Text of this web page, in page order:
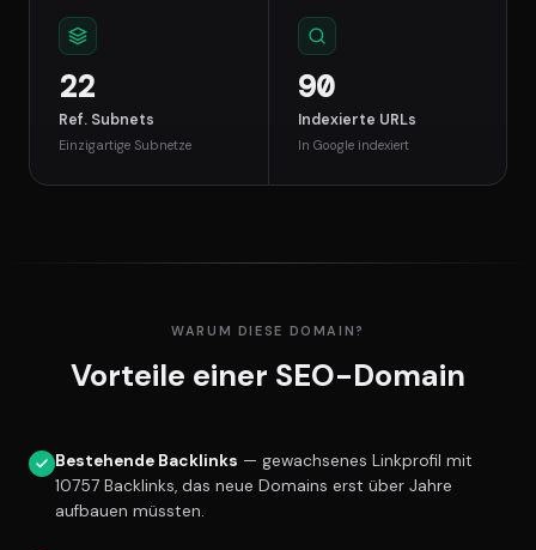
22
Ref. Subnets
Einzigartige Subnetze
90
Indexierte URLs
In Google indexiert
WARUM DIESE DOMAIN?
Vorteile einer SEO-Domain
Bestehende Backlinks — gewachsenes Linkprofil mit
10757 Backlinks, das neue Domains erst über Jahre
aufbauen müssten.